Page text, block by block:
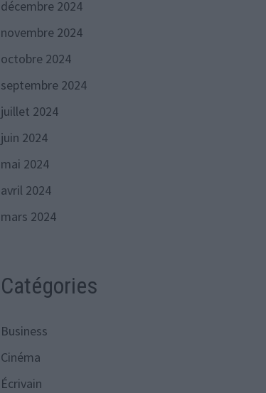
décembre 2024
novembre 2024
octobre 2024
septembre 2024
juillet 2024
juin 2024
mai 2024
avril 2024
mars 2024
Catégories
Business
Cinéma
Écrivain